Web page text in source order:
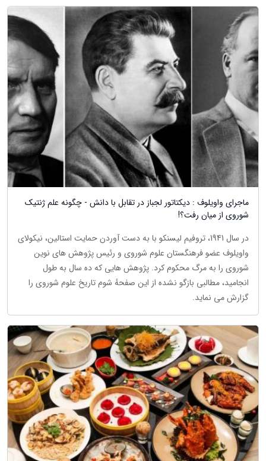
ماجرای واویلوف : دیکتاتور لجباز در تقابل با دانش - چگونه علم ژنتیک
شوروی از میان رفت؟!
در سال 1941، تروفیم لیسنکو با به دست آوردن حمایت استالین، نیکولای
واویلوف عضو فرهنگستان علوم شوروی و رئیس پژوهش های نوین
شوروی را به مرگ محکوم کرد. پژوهش هایی که ده سال به طول
انجامید، مطالبی بازگو نشده از این صفحهٔ شوم تاریخ علوم شوروی را
گزارش می نماید.